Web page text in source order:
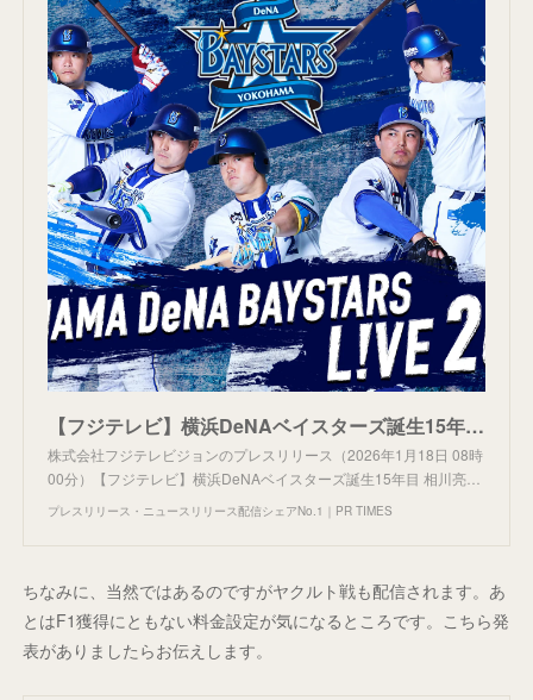
【フジテレビ】横浜DeNAベイスターズ誕生15年目 相川亮二新監督と挑む“王座奪還”のシーズン！『横浜DeNAベイスターズ L!VE 2026』FODにてライブ配信決定！
株式会社フジテレビジョンのプレスリリース（2026年1月18日 08時
00分）【フジテレビ】横浜DeNAベイスターズ誕生15年目 相川亮…
プレスリリース・ニュースリリース配信シェアNo.1｜PR TIMES
ちなみに、当然ではあるのですがヤクルト戦も配信されます。あ
とはF1獲得にともない料金設定が気になるところです。こちら発
表がありましたらお伝えします。